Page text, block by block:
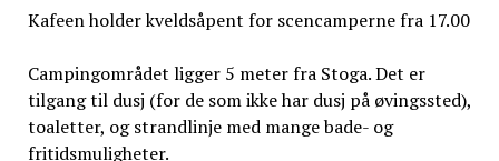
Kafeen holder kveldsåpent for scencamperne fra 17.00
Campingområdet ligger 5 meter fra Stoga. Det er
tilgang til dusj (for de som ikke har dusj på øvingssted),
toaletter, og strandlinje med mange bade- og
fritidsmuligheter.